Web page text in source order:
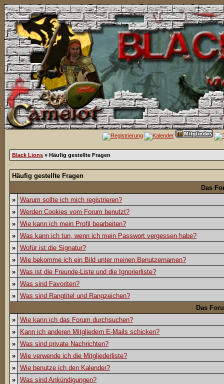
Black Lions » Häufig gestellte Fragen
Häufig gestellte Fragen
Das
» Warum sollte ich mich registrieren?
» Werden Cookies vom Forum benutzt?
» Wie kann ich mein Profil bearbeiten?
» Was kann ich tun, wenn ich mein Passwort vergessen habe?
» Wofür ist die Signatur?
» Wie bekomme ich ein Bild unter meinen Benutzernamen?
» Was ist die Freunde-Liste und die Ignorierliste?
» Was sind Favoriten?
» Was sind Rangtitel und Rangzeichen?
Das
» Wie kann ich das Forum durchsuchen?
»
Kann ich anderen Mitgliedern E-Mails schicken?
» Was sind private Nachrichten?
» Wie verwende ich die Mitgliederliste?
» Wie benutze ich den Kalender?
» Was sind Ankündigungen?